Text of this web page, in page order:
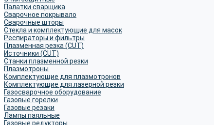
Палатки сварщика
Сварочное покрывало
Сварочные шторы
Стекла и комплектующие для масок
Респираторы и фильтры
Плазменная резка (CUT)
Источники (CUT)
Станки плазменной резки
Плазмотроны
Комплектующие для плазмотронов
Комплектующие для лазерной резки
Газосварочное оборудование
Газовые горелки
Газовые резаки
Лампы паяльные
Газовые редукторы